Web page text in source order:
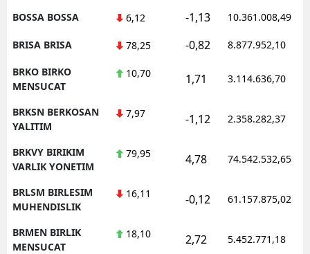
BOSSA BOSSA 6,12 -1,13 10.361.008,49
BRISA BRISA 78,25 -0,82 8.877.952,10
BRKO BIRKO
MENSUCAT
10,70 1,71 3.114.636,70
BRKSN BERKOSAN
YALITIM
7,97 -1,12 2.358.282,37
BRKVY BIRIKIM
VARLIK YONETIM
79,95 4,78 74.542.532,65
BRLSM BIRLESIM
MUHENDISLIK
16,11 -0,12 61.157.875,02
BRMEN BIRLIK
MENSUCAT
18,10 2,72 5.452.771,18